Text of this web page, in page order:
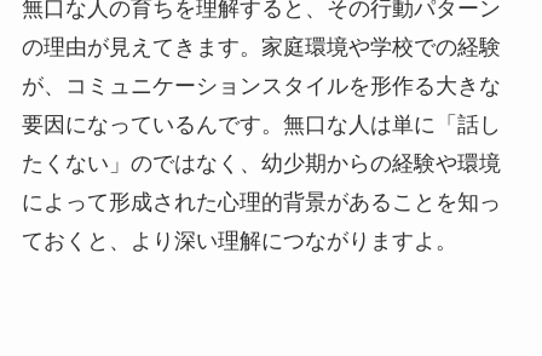
無口な人の育ちを理解すると、その行動パターン
の理由が見えてきます。家庭環境や学校での経験
が、コミュニケーションスタイルを形作る大きな
要因になっているんです。無口な人は単に「話し
たくない」のではなく、幼少期からの経験や環境
によって形成された心理的背景があることを知っ
ておくと、より深い理解につながりますよ。